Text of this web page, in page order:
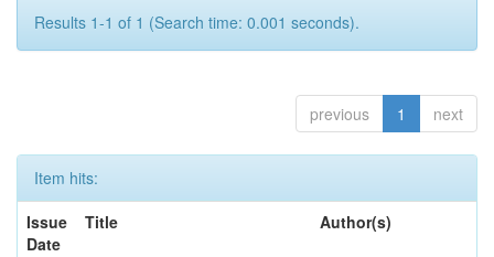
Results 1-1 of 1 (Search time: 0.001 seconds).
previous 1 next
Item hits:
Issue
Date
Title Author(s)